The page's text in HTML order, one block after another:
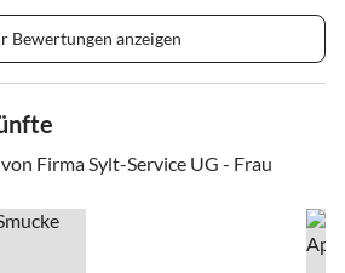
Bewertungen anzeigen
Firma Sylt-Service UG - Frau